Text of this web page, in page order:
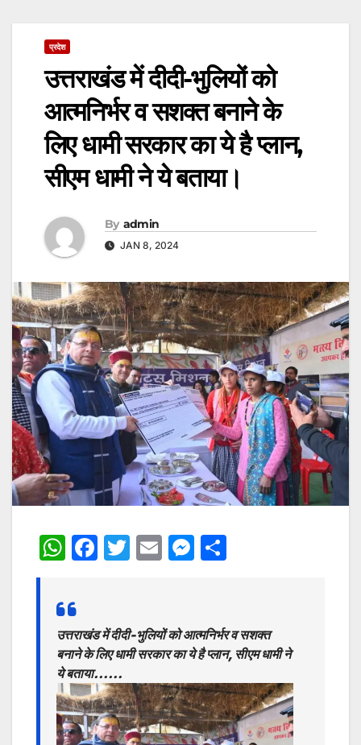
प्रदेश
उत्तराखंड में दीदी-भुलियों को
आत्मनिर्भर व सशक्त बनाने के
लिए धामी सरकार का ये है प्लान,
सीएम धामी ने ये बताया।
By admin
JAN 8, 2024
W
at
s
A
p
p
F
e
b
o
o
k
T
er
E
l
M
s
e
n
g
er
e
उत्तराखंड में दीदी-भुलियों को आत्मनिर्भर व सशक्त
बनाने के लिए धामी सरकार का ये है प्लान, सीएम धामी ने
ये बताया……